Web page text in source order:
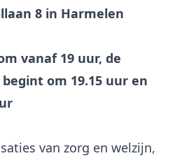
8 in Harmelen
vanaf 19 uur, de
om 19.15 uur en
van zorg en welzijn,